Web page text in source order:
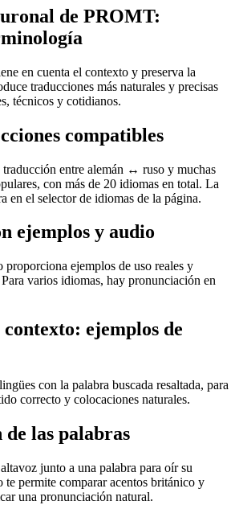
de PROMT:
en cuenta el contexto y preserva la
traducciones más naturales y precisas
técnicos y cotidianos.
compatibles
entre alemán ↔ ruso y muchas
con más de 20 idiomas en total. La
en el selector de idiomas de la página.
ejemplos y audio
ejemplos de uso reales y
varios idiomas, hay pronunciación en
ejemplos de
con la palabra buscada resaltada, para
correcto y colocaciones naturales.
las palabras
junto a una palabra para oír su
permite comparar acentos británico y
una pronunciación natural.